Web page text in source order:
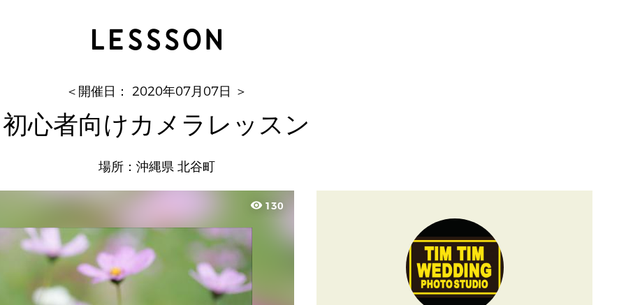
＜開催日： 2020年07月07日 ＞
初心者向けカメラレッスン
場所：沖縄県 北谷町
visibility 130